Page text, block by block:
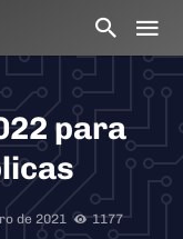
para
de 2021
1177